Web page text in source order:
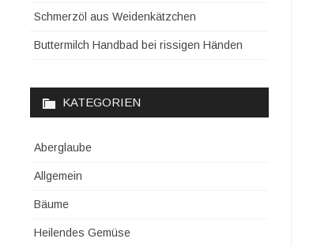
Schmerzöl aus Weidenkätzchen
Buttermilch Handbad bei rissigen Händen
KATEGORIEN
Aberglaube
Allgemein
Bäume
Heilendes Gemüse